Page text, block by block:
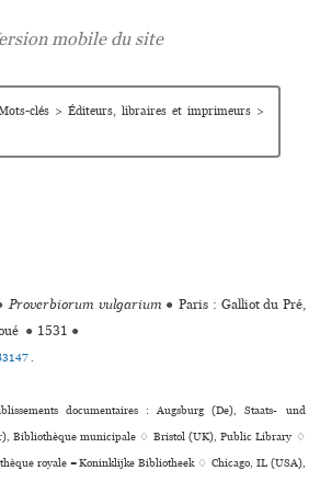
clés > Éditeurs, libraires et imprimeurs >
Proverbiorum vulgarium ● Paris : Galliot du Pré,
● 1531 ●
.
documentaires : Augsburg (De), Staats- und
Bibliothèque muni­ci­pale ♢ Bristol (UK), Public Library ♢
royale = Koninklijke Bibliotheek ♢ Chicago, IL (USA),